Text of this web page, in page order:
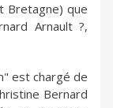
Bretagne) que
Arnault ?,
est chargé de
Bernard